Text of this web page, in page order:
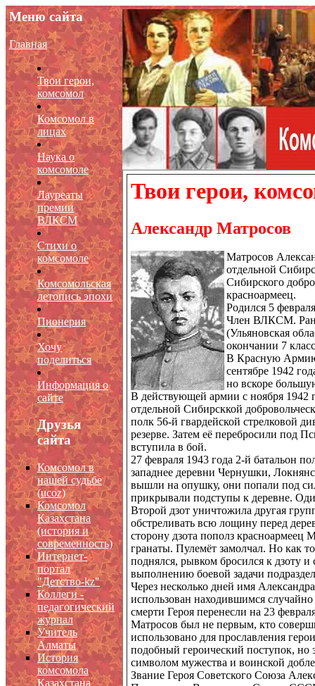
Меню сайта
Главная
Твои герои,
комсомол
Комсомол в
лицах
Наука о
комсомоле
Лауреаты
премии
ВЛКСМ
Стихи о
комсомоле
Комсомольская
летопись эпохи
Пионерия
Хочу
поделиться
Информация о
сайте
Друзья
сайта
Комсомол в
нашей судьбе
(ucoz)
Комсомол
Казахстана
(история и
современность)
Интернет-
портал
"Детство-kz"
Коллеги -
педагогический
журнал
Учитель
Алматы
История
комсомола
Казахстана
Твои герои,
Александр Матросов
Матросов
отдельной
Сибирского
красноармеец.
Родился 5
Член ВЛКСМ.
(Ульяновская
окончании 7
В Красную
сентябре 1942
но вскоре
В действующей армии с ноября 1942
отдельной Сибирсккой
полк 56-й гвардейской стрелковой
резерве. Затем её перебросили под
вступила в бой.
27 февраля 1943 года 2-й батальон
западнее деревни Чернушки,
вышли на опушку, они попали под
прикрывали подступы к деревне.
Второй дзот уничтожила другая
обстреливать всю лощину перед
сторону дзота пополз
гранаты. Пулемёт замолчал. Но как
поднялся, рывком бросился к дзоту
выполнению боевой задачи
Через несколько дней имя
использован находившимся
смерти Героя перенесли на 23
Матросов был не первым, кто
использовано для прославления
подобный героический поступок, но
символом мужества и воинской
Звание Героя Советского Союза